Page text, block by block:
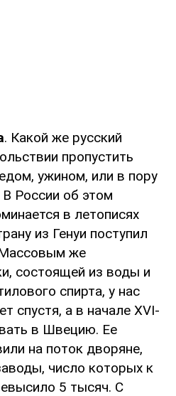
. Какой же русский
пропустить
ужином, или в пору
В России об этом
в летописях
из Генуи поступил
Массовым же
состоящей из воды и
спирта, у нас
спустя, а в начале XVI-
в Швецию. Ее
на поток дворяне,
число которых к
5 тысяч. С